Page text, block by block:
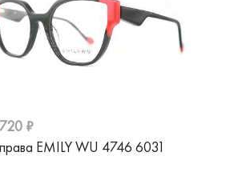
₽
EMILY WU 4746 6031